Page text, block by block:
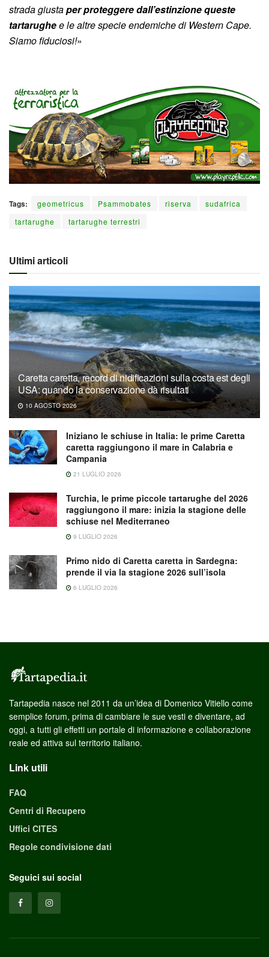
strada giustaper proteggere dall’estinzione queste
tartarughee le altre specie endemiche di Western Cape.
Siamo fiduciosi!»
Tags: geometricus Psammobates riserva
sudafrica
tartarughe
tartarughe terrestri
Ultimi articoli
Caretta caretta, record di nidificazioni sulla costa est degli
USA: quando la conservazione dà risultati
10 AGOSTO 2026
Iniziano le schiuse in Italia: le prime Caretta
caretta raggiungono il mare in Calabria e
Campania
21 LUGLIO 2026
Turchia, le prime piccole tartarughe del 2026
raggiungono il mare: inizia la stagione delle
schiuse nel Mediterraneo
9 LUGLIO 2026
Primo nido di Caretta caretta in Sardegna:
prende il via la stagione 2026 sull’isola
6 LUGLIO 2026
Tartapedia nasce nel 2011 da un’idea di Domenico Vitiello come
semplice forum, prima di cambiare le sue vesti e diventare, ad
oggi, a tutti gli effetti un portale di informazione e collaborazione
reale ed attiva sul territorio italiano.
Link utili
FAQ
Centri di Recupero
Uffici CITES
Regole condivisione dati
Seguici sui social